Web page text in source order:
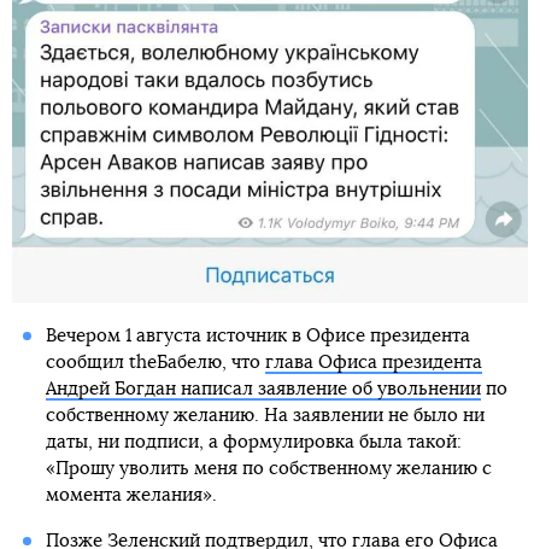
Вечером 1 августа источник в Офисе президента
сообщил theБабелю, что глава Офиса президента
Андрей Богдан написал заявление об увольнениипо
собственному желанию. На заявлении не было ни
даты, ни подписи, а формулировка была такой:
«Прошу уволить меня по собственному желанию с
момента желания».
Позже Зеленский подтвердил, что глава его Офиса